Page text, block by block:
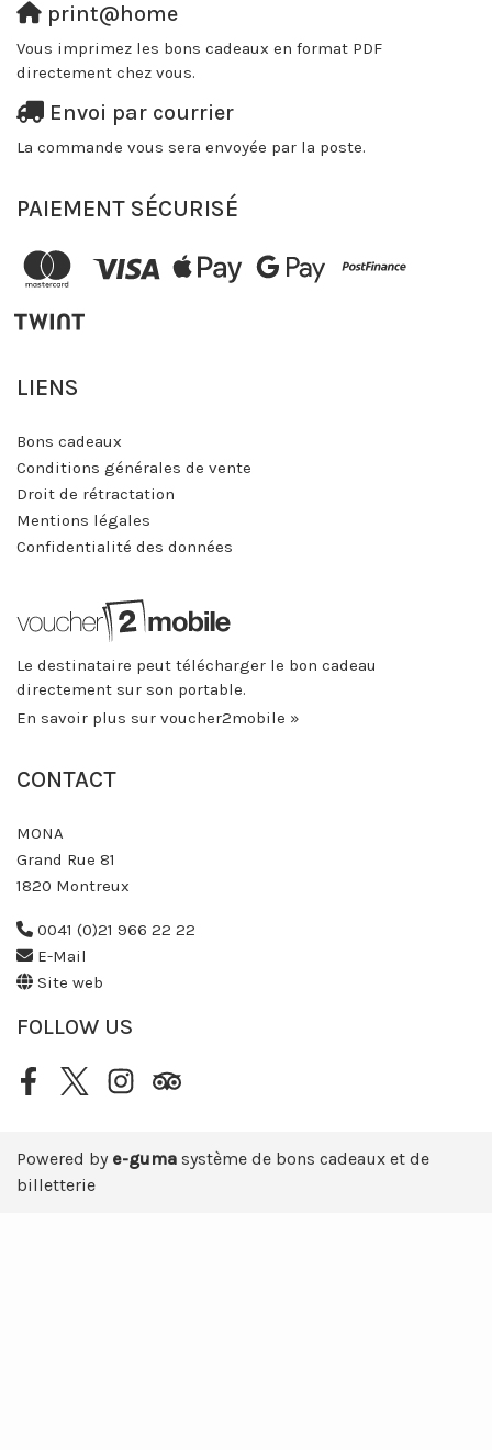
print@home
Vous imprimez les bons cadeaux en format PDF
directement chez vous.
Envoi par courrier
La commande vous sera envoyée par la poste.
PAIEMENT SÉCURISÉ
LIENS
Bons cadeaux
Conditions générales de vente
Droit de rétractation
Mentions légales
Confidentialité des données
Le destinataire peut télécharger le bon cadeau
directement sur son portable.
En savoir plus sur voucher2mobile »
CONTACT
MONA
Grand Rue 81
1820 Montreux
0041 (0)21 966 22 22
E-Mail
Site web
FOLLOW US
FacebookTwitterInstagramTripadvisor
Powered by e-guma système de bons cadeaux et de
billetterie